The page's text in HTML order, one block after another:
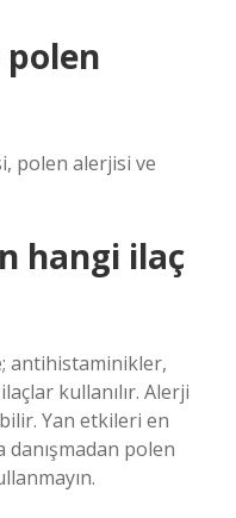
polen alerjisi ve
hangi ilaç
antihistaminikler,
kullanılır. Alerji
Yan etkileri en
polen